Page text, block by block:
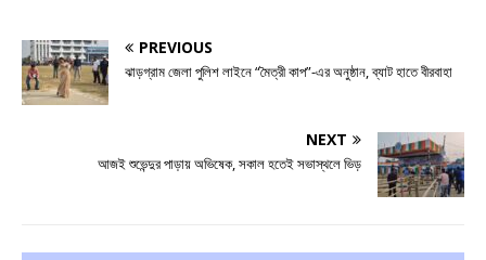
PREVIOUS
ঝাড়গ্রাম জেলা পুলিশ লাইনে “মৈত্রী কাপ”-এর অনুষ্ঠান, ব্যাট হাতে বীরবাহা
NEXT
আজই শুভেন্দুর পাড়ায় অভিষেক, সকাল হতেই সভাস্থলে ভিড়